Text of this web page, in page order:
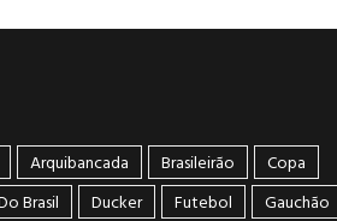
Arquibancada Brasileirão
Copa
Brasil
Ducker Futebol Gauchão